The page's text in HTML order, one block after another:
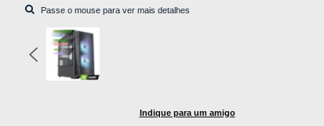
Indique para um amigo